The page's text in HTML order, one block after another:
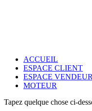
ACCUEIL
ESPACE CLIENT
ESPACE VENDEUR
MOTEUR
Tapez quelque chose ci-